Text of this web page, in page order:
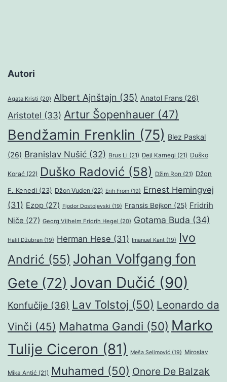
Autori
Agata Kristi (20) Albert Ajnštajn (35) Anatol Frans (26)
Aristotel (33) Artur Šopenhauer (47)
Bendžamin Frenklin (75) Blez Paskal
(26) Branislav Nušić (32) Brus Li (21) Dejl Karnegi (21) Duško
Korać (22) Duško Radović (58) Džim Ron (21) Džon
F. Kenedi (23) Džon Vuden (22) Erih From (19) Ernest Hemingvej
(31) Ezop (27) Fjodor Dostojevski (19) Fransis Bejkon (25) Fridrih
Niče (27) Georg Vilhelm Fridrih Hegel (20) Gotama Buda (34)
Halil Džubran (19) Herman Hese (31) Imanuel Kant (19)
Ivo
Andrić (55) Johan Volfgang fon
Gete (72) Jovan Dučić (90)
Konfučije (36) Lav Tolstoj (50) Leonardo da
Vinči (45) Mahatma Gandi (50) Marko
Tulije Ciceron (81) Meša Selimović (19) Miroslav
Mika Antić (21) Muhamed (50) Onore De Balzak